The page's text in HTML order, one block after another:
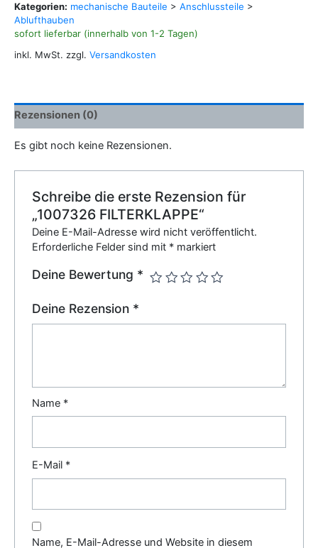
Kategorien: mechanische Bauteile > Anschlussteile >
Ablufthauben
sofort lieferbar (innerhalb von 1-2 Tagen)
inkl. MwSt. zzgl. Versandkosten
Rezensionen (0)
Es gibt noch keine Rezensionen.
Schreibe die erste Rezension für
„1007326 FILTERKLAPPE“
Deine E-Mail-Adresse wird nicht veröffentlicht.
Erforderliche Felder sind mit * markiert
Deine Bewertung *
Deine Rezension *
Name *
E-Mail *
Name, E-Mail-Adresse und Website in diesem